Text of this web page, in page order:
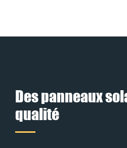
Des panneaux
qualité